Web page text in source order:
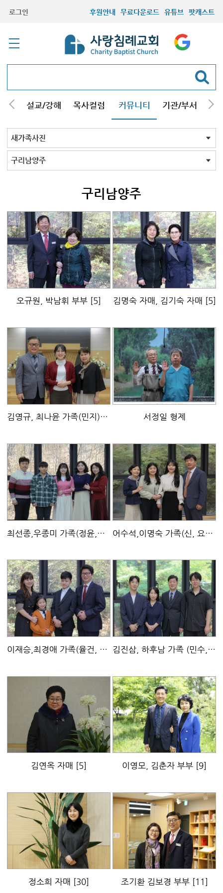
로그인 후원안내 무료다운로드 유튜브 팟캐스트
내 설교/강해 목사컬럼 커뮤니티 기관/부서 선
최근등록자료
자유게시판
교회소식
성도컬럼
새가족사진
새가족가이드
포토앨범
찬양쉼터
신앙도서
성경읽기퀴즈
기도부탁
새가족사진 전체
인천
김포/청라
구리남양주
구리남양주
오규원, 박남휘 부부 [5] 김명숙 자매, 김기숙 자매 [5]
김영규, 최나윤 가족(민지)[4] 서정일 형제
최선종,우종미 가족(정윤,정민,수현) [7] 어수석,이명숙 가족(신, 요람)
이재승,최경애 가족(율건, 은유) [7] 김진삼, 하후남 가족 (민수, 명수)
김연옥 자매 [5] 이영모, 김춘자 부부 [9]
정소희 자매 [30] 조기환 김보경 부부 [11]